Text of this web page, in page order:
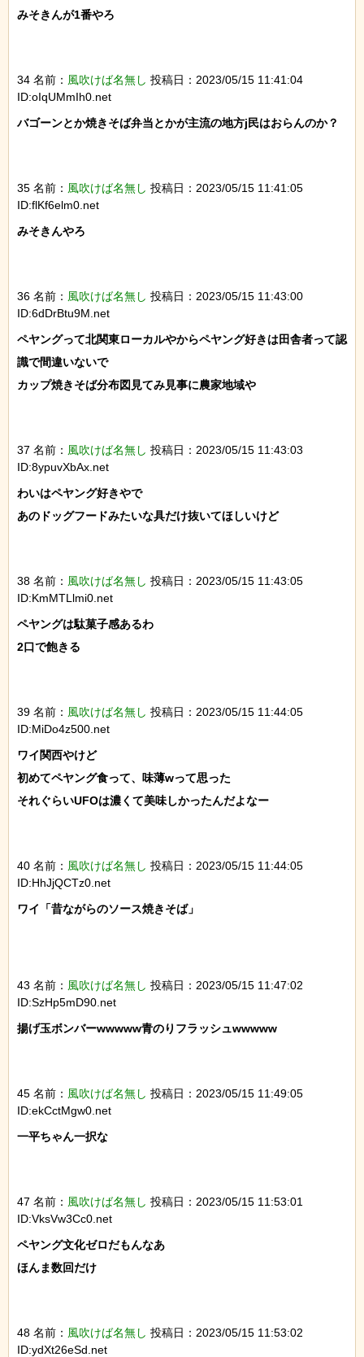
みそきんが1番やろ
34 名前： 風吹けば名無し 投稿日：2023/05/15 11:41:04
ID:oIqUMmIh0.net
バゴーンとか焼きそば弁当とかが主流の地方j民はおらんのか？
35 名前： 風吹けば名無し 投稿日：2023/05/15 11:41:05
ID:flKf6elm0.net
みそきんやろ
36 名前： 風吹けば名無し 投稿日：2023/05/15 11:43:00
ID:6dDrBtu9M.net
ペヤングって北関東ローカルやからペヤング好きは田舎者って認
識で間違いないで
カップ焼きそば分布図見てみ見事に農家地域や
37 名前： 風吹けば名無し 投稿日：2023/05/15 11:43:03
ID:8ypuvXbAx.net
わいはペヤング好きやで
あのドッグフードみたいな具だけ抜いてほしいけど
38 名前： 風吹けば名無し 投稿日：2023/05/15 11:43:05
ID:KmMTLlmi0.net
ペヤングは駄菓子感あるわ
2口で飽きる
39 名前： 風吹けば名無し 投稿日：2023/05/15 11:44:05
ID:MiDo4z500.net
ワイ関西やけど
初めてペヤング食って、味薄wって思った
それぐらいUFOは濃くて美味しかったんだよなー
40 名前： 風吹けば名無し 投稿日：2023/05/15 11:44:05
ID:HhJjQCTz0.net
ワイ「昔ながらのソース焼きそば」
43 名前： 風吹けば名無し 投稿日：2023/05/15 11:47:02
ID:SzHp5mD90.net
揚げ玉ボンバーwwwww青のりフラッシュwwwww
45 名前： 風吹けば名無し 投稿日：2023/05/15 11:49:05
ID:ekCctMgw0.net
一平ちゃん一択な
47 名前： 風吹けば名無し 投稿日：2023/05/15 11:53:01
ID:VksVw3Cc0.net
ペヤング文化ゼロだもんなあ
ほんま数回だけ
48 名前： 風吹けば名無し 投稿日：2023/05/15 11:53:02
ID:ydXt26eSd.net